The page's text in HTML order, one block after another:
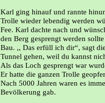
Karl ging hinauf und rannte
Trolle wieder lebendig werden
Fee. Karl dachte nach und
den Berg gesprengt werden
Bau. ,, Das erfüll ich dir“, sagt
Tunnel gehen, weil du kannst
Als das Loch gesprengt war
Er hatte die ganzen Trolle
Nach 5000 Jahren waren es
Bevölkerung gab.